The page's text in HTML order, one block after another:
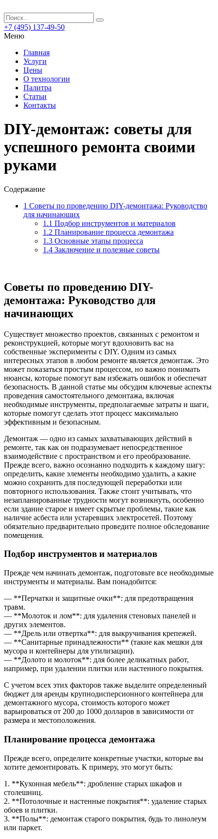
+7 (495) 137-49-50
Меню
Главная
Услуги
Цены
О технологии
Палитра
Статьи
Контакты
DIY-демонтаж: советы для
успешного ремонта своими
руками
Содержание
1 Советы по проведению DIY-демонтажа: Руководство
для начинающих
1.1 Подбор инструментов и материалов
1.2 Планирование процесса демонтажа
1.3 Основные этапы процесса
1.4 Заключение и полезные советы
Советы по проведению DIY-
демонтажа: Руководство для
начинающих
Существует множество проектов, связанных с ремонтом и
реконструкцией, которые могут вдохновить вас на
собственные эксперименты с DIY. Одним из самых
интересных этапов в любом ремонте является демонтаж. Это
может показаться простым процессом, но важно понимать
нюансы, которые помогут вам избежать ошибок и обеспечат
безопасность. В данной статье мы обсудим ключевые аспекты
проведения самостоятельного демонтажа, включая
необходимые инструменты, предполагаемые затраты и шаги,
которые помогут сделать этот процесс максимально
эффективным и безопасным.
Демонтаж — одно из самых захватывающих действий в
ремонте, так как он подразумевает непосредственное
взаимодействие с пространством и его преобразование.
Прежде всего, важно осознанно подходить к каждому шагу:
определить, какие элементы необходимо удалить, а какие
можно сохранить для последующей переработки или
повторного использования. Также стоит учитывать, что
незапланированные трудности могут возникнуть, особенно
если здание старое и имеет скрытые проблемы, такие как
наличие асбеста или устаревших электросетей. Поэтому
обязательно предварительно проведите полное обследование
помещения.
Подбор инструментов и материалов
Прежде чем начинать демонтаж, подготовьте все необходимые
инструменты и материалы. Вам понадобится:
— **Перчатки и защитные очки**: для предотвращения
травм.
— **Молоток и лом**: для удаления стеновых панелей и
других элементов.
— **Дрель или отвертка**: для выкручивания крепежей.
— **Санитарные принадлежности** (такие как мешки для
мусора и контейнеры для утилизации).
— **Долото и молоток**: для более деликатных работ,
например, при удалении плитки или настенного покрытия.
С учетом всех этих факторов также выделите определенный
бюджет для аренды крупнодисперсионного контейнера для
демонтажного мусора, стоимость которого может
варьироваться от 200 до 1000 долларов в зависимости от
размера и местоположения.
Планирование процесса демонтажа
Прежде всего, определите конкретные участки, которые вы
хотите демонтировать. К примеру, это могут быть:
1. **Кухонная мебель**: дробление старых шкафов и
столешниц.
2. **Потолочные и настенные покрытия**: удаление старых
обоев и плитки.
3. **Полы**: демонтаж старого покрытия, будь то линолеум
или паркет.